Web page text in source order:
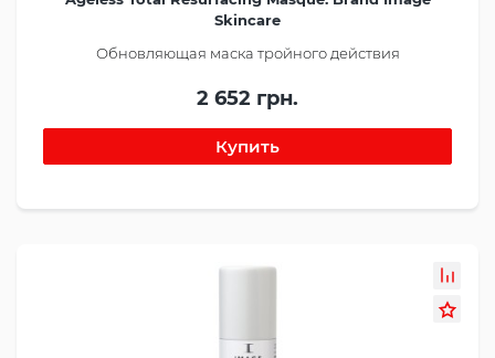
Skincare
Обновляющая маска тройного действия
2 652 грн.